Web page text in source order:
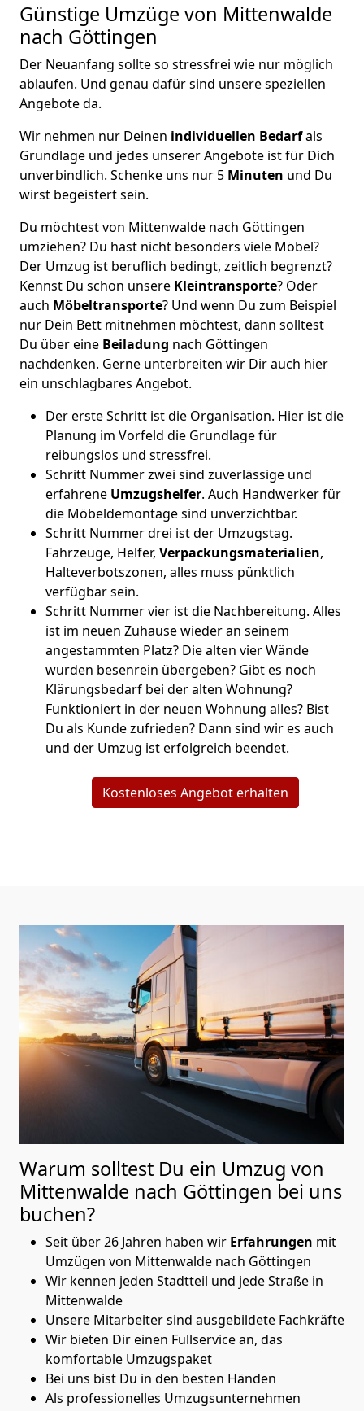
Günstige Umzüge von Mittenwalde
nach Göttingen
Der Neuanfang sollte so stressfrei wie nur möglich
ablaufen. Und genau dafür sind unsere speziellen
Angebote da.
Wir nehmen nur Deinen individuellen Bedarfals
Grundlage und jedes unserer Angebote ist für Dich
unverbindlich. Schenke uns nur 5 Minuten und Du
wirst begeistert sein.
Du möchtest von Mittenwalde nach Göttingen
umziehen? Du hast nicht besonders viele Möbel?
Der Umzug ist beruflich bedingt, zeitlich begrenzt?
Kennst Du schon unsere Kleintransporte? Oder
auch Möbeltransporte? Und wenn Du zum Beispiel
nur Dein Bett mitnehmen möchtest, dann solltest
Du über eine Beiladung nach Göttingen
nachdenken. Gerne unterbreiten wir Dir auch hier
ein unschlagbares Angebot.
Der erste Schritt ist die Organisation. Hier ist die
Planung im Vorfeld die Grundlage für
reibungslos und stressfrei.
Schritt Nummer zwei sind zuverlässige und
erfahrene Umzugshelfer. Auch Handwerker für
die Möbeldemontage sind unverzichtbar.
Schritt Nummer drei ist der Umzugstag.
Fahrzeuge, Helfer, Verpackungsmaterialien,
Halteverbotszonen, alles muss pünktlich
verfügbar sein.
Schritt Nummer vier ist die Nachbereitung. Alles
ist im neuen Zuhause wieder an seinem
angestammten Platz? Die alten vier Wände
wurden besenrein übergeben? Gibt es noch
Klärungsbedarf bei der alten Wohnung?
Funktioniert in der neuen Wohnung alles? Bist
Du als Kunde zufrieden? Dann sind wir es auch
und der Umzug ist erfolgreich beendet.
Kostenloses Angebot erhalten
Warum solltest Du ein Umzug von
Mittenwalde nach Göttingen bei uns
buchen?
Seit über 26 Jahren haben wir Erfahrungen mit
Umzügen von Mittenwalde nach Göttingen
Wir kennen jeden Stadtteil und jede Straße in
Mittenwalde
Unsere Mitarbeiter sind ausgebildete Fachkräfte
Wir bieten Dir einen Fullservice an, das
komfortable Umzugspaket
Bei uns bist Du in den besten Händen
Als professionelles Umzugsunternehmen